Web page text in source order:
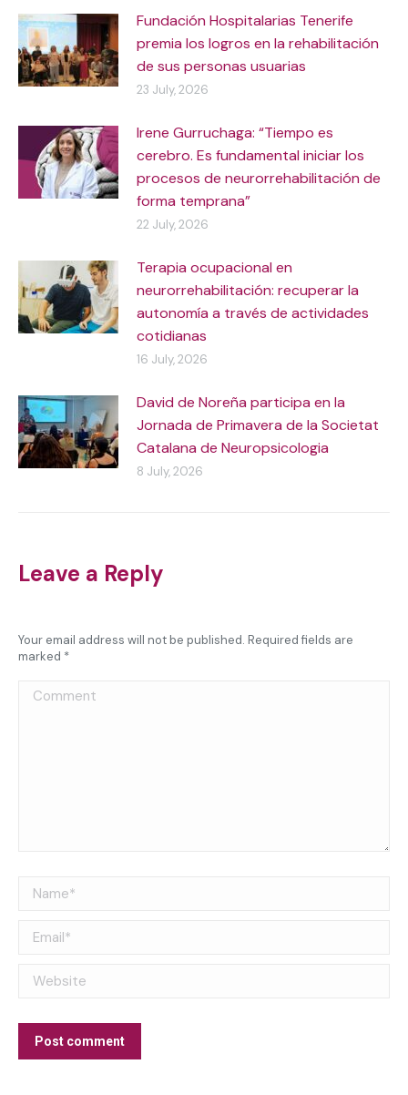
Fundación Hospitalarias Tenerife
premia los logros en la rehabilitación
de sus personas usuarias
23 July, 2026
Irene Gurruchaga: “Tiempo es
cerebro. Es fundamental iniciar los
procesos de neurorrehabilitación de
forma temprana”
22 July, 2026
Terapia ocupacional en
neurorrehabilitación: recuperar la
autonomía a través de actividades
cotidianas
16 July, 2026
David de Noreña participa en la
Jornada de Primavera de la Societat
Catalana de Neuropsicologia
8 July, 2026
Leave a Reply
Your email address will not be published. Required fields are
marked *
Comment
Name *
Email *
Website
Post comment